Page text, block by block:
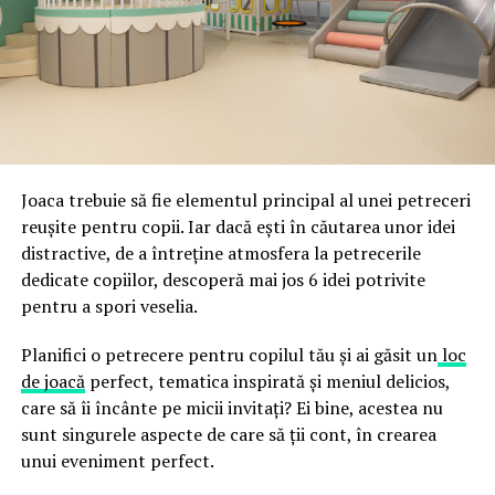
acestor decizii tehnice cu identitatea vizuală a unității,
astfel încât confortul și estetica să funcționeze
împreună, nu în tensiune una cu cealaltă, pe toată
durata de viață a amenajării, indiferent de câte sezoane
ceea ce crește riscul de email spoofing, phishing și
fraude care exploatează încrederea în brand.
Directoratul Național de Securitate Cibernetică (DNSC)
financiare. Instituția recomandă verificarea atentă a
sursei mesajelor și raportarea incidentelor la numărul
unic 1911.
Campaniile identificate în ultimele săptămâni folosesc
false de streaming, coduri QR malițioase și mesaje care
promit bilete, rambursări, premii sau acces gratuit la
meciuri. FBI a emis în luna mai un avertisment privind
site-urile care clonează platforma oficială prin
modificări minore ale denumirii domeniului, precum
Joaca trebuie să fie elementul principal al unei petreceri
reușite pentru copii. Iar dacă ești în căutarea unor idei
distractive, de a întreține atmosfera la petrecerile
dedicate copiilor, descoperă mai jos 6 idei potrivite
pentru a spori veselia.
Planifici o petrecere pentru copilul tău și ai găsit unloc
de joacăperfect, tematica inspirată și meniul delicios,
care să îi încânte pe micii invitați? Ei bine, acestea nu
sunt singurele aspecte de care să ții cont, în crearea
unui eveniment perfect.